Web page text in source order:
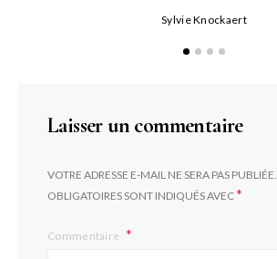
Sylvie Knockaert
Laisser un commentaire
VOTRE ADRESSE E-MAIL NE SERA PAS PUBLIÉE.
OBLIGATOIRES SONT INDIQUÉS AVEC*
Commentaire